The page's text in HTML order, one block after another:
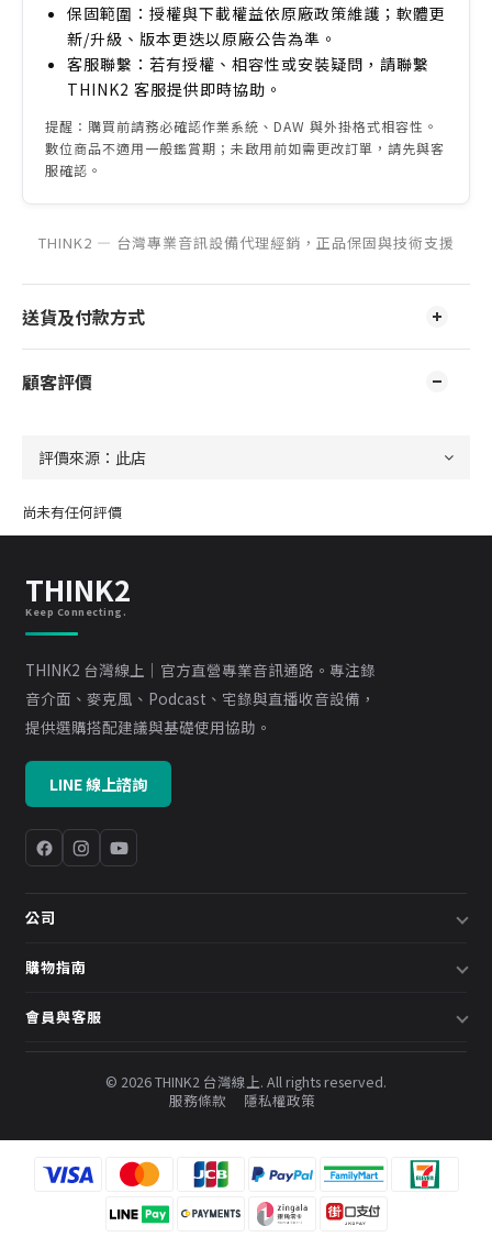
保固範圍：授權與下載權益依原廠政策維護；軟體更
新/升級、版本更迭以原廠公告為準。
客服聯繫：若有授權、相容性或安裝疑問，請聯繫
THINK2 客服提供即時協助。
提醒：購買前請務必確認作業系統、DAW 與外掛格式相容性。
數位商品不適用一般鑑賞期；未啟用前如需更改訂單，請先與客
服確認。
THINK2 — 台灣專業音訊設備代理經銷，正品保固與技術支援
送貨及付款方式
顧客評價
尚未有任何評價
THINK2
Keep Connecting.
THINK2 台灣線上｜官方直營專業音訊通路。專注錄
音介面、麥克風、Podcast、宅錄與直播收音設備，
提供選購搭配建議與基礎使用協助。
LINE 線上諮詢
公司
關於我們
預約諮詢
購物指南
配送說明
常見問題
會員與客服
會員中心
© 2026 THINK2 台灣線上. All rights reserved.
服務條款
隱私權政策